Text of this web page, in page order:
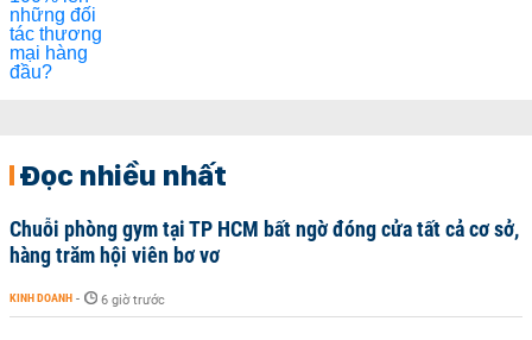
Đọc nhiều nhất
Chuỗi phòng gym tại TP HCM bất ngờ đóng cửa tất cả cơ sở,
hàng trăm hội viên bơ vơ
KINH DOANH - 6 giờ trước